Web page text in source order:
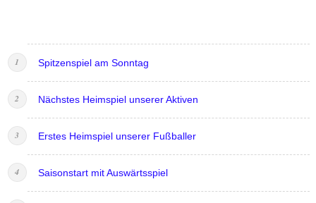
Spitzenspiel am Sonntag
Nächstes Heimspiel unserer Aktiven
Erstes Heimspiel unserer Fußballer
Saisonstart mit Auswärtsspiel